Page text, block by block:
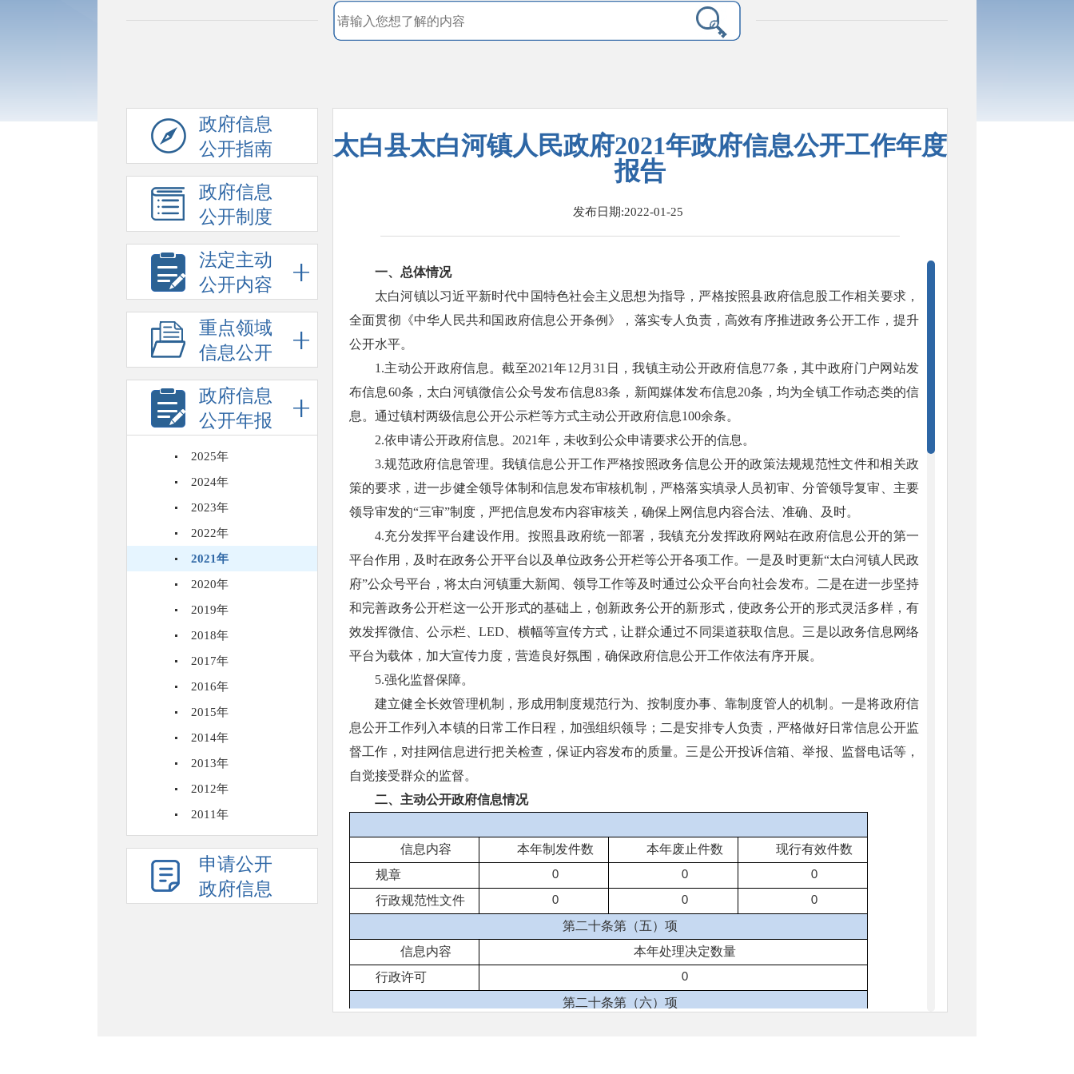
政府信息
公开指南
政府信息
公开制度
法定主动
公开内容
重点领域
信息公开
政府信息
公开年报
2025年
2024年
2023年
2022年
2021年
2020年
2019年
2018年
2017年
2016年
2015年
2014年
2013年
2012年
2011年
申请公开
政府信息
太白县太白河镇人民政府2021年政府信息公开工作年度
报告
发布日期:2022-01-25
一、总体情况
太白河镇以习近平新时代中国特色社会主义思想为指导，严格按照县政府信息股工作相关要求，
全面贯彻《中华人民共和国政府信息公开条例》，落实专人负责，高效有序推进政务公开工作，提升
公开水平。
1.主动公开政府信息。截至2021年12月31日，我镇主动公开政府信息77条，其中政府门户网站发
布信息60条，太白河镇微信公众号发布信息83条，新闻媒体发布信息20条，均为全镇工作动态类的信
息。通过镇村两级信息公开公示栏等方式主动公开政府信息100余条。
2.依申请公开政府信息。2021年，未收到公众申请要求公开的信息。
3.规范政府信息管理。我镇信息公开工作严格按照政务信息公开的政策法规规范性文件和相关政
策的要求，进一步健全领导体制和信息发布审核机制，严格落实填录人员初审、分管领导复审、主要
领导审发的“三审”制度，严把信息发布内容审核关，确保上网信息内容合法、准确、及时。
4.充分发挥平台建设作用。按照县政府统一部署，我镇充分发挥政府网站在政府信息公开的第一
平台作用，及时在政务公开平台以及单位政务公开栏等公开各项工作。一是及时更新“太白河镇人民政
府”公众号平台，将太白河镇重大新闻、领导工作等及时通过公众平台向社会发布。二是在进一步坚持
和完善政务公开栏这一公开形式的基础上，创新政务公开的新形式，使政务公开的形式灵活多样，有
效发挥微信、公示栏、LED、横幅等宣传方式，让群众通过不同渠道获取信息。三是以政务信息网络
平台为载体，加大宣传力度，营造良好氛围，确保政府信息公开工作依法有序开展。
5.强化监督保障。
建立健全长效管理机制，形成用制度规范行为、按制度办事、靠制度管人的机制。一是将政府信
息公开工作列入本镇的日常工作日程，加强组织领导；二是安排专人负责，严格做好日常信息公开监
督工作，对挂网信息进行把关检查，保证内容发布的质量。三是公开投诉信箱、举报、监督电话等，
自觉接受群众的监督。
二、主动公开政府信息情况
信息内容 本年制发件数 本年废止件数 现行有效件数
规章
0 0 0
行政规范性文件 0 0 0
第二十条第（五）项
信息内容
本年处理决定数量
行政许可
0
第二十条第（六）项